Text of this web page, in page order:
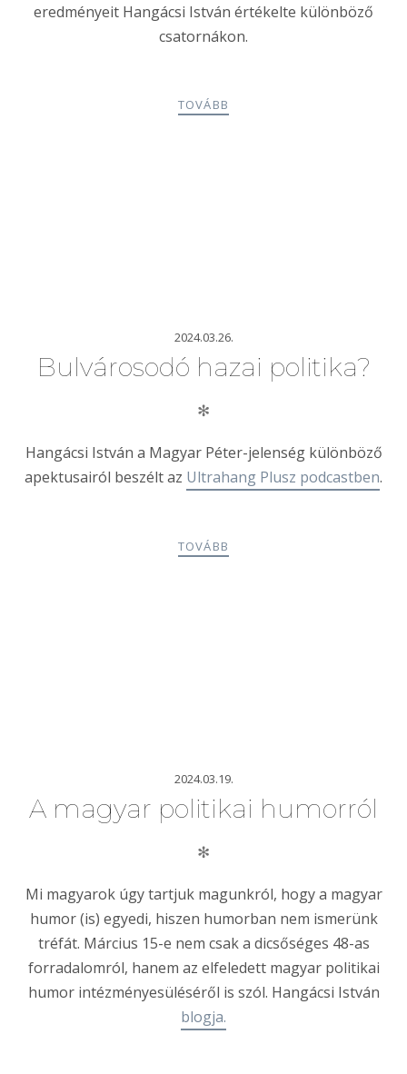
eredményeit Hangácsi István értékelte különböző
csatornákon.
TOVÁBB
2024.03.26.
Bulvárosodó hazai politika?
✻
Hangácsi István a Magyar Péter-jelenség különböző
apektusairól beszélt az Ultrahang Plusz podcastben.
TOVÁBB
2024.03.19.
A magyar politikai humorról
✻
Mi magyarok úgy tartjuk magunkról, hogy a magyar
humor (is) egyedi, hiszen humorban nem ismerünk
tréfát. Március 15-e nem csak a dicsőséges 48-as
forradalomról, hanem az elfeledett magyar politikai
humor intézményesüléséről is szól. Hangácsi István
blogja.